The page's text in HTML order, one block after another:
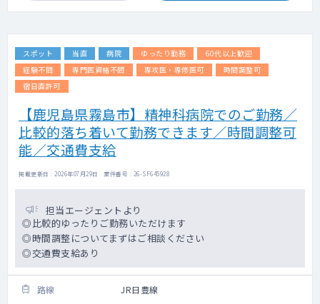
スポット 当直 病院 ゆったり勤務
60代以上歓迎
経験不問
専門医資格不問 専攻医・専修医可
時間調整可
宿日直許可
【鹿児島県霧島市】精神科病院でのご勤務／
比較的落ち着いて勤務できます／時間調整可
能／交通費支給
掲載更新日 : 2026年07月29日 案件番号 : 26-SF645928
担当エージェントより
◎比較的ゆったりご勤務いただけます
◎時間調整についてまずはご相談ください
◎交通費支給あり
路線 JR日豊線